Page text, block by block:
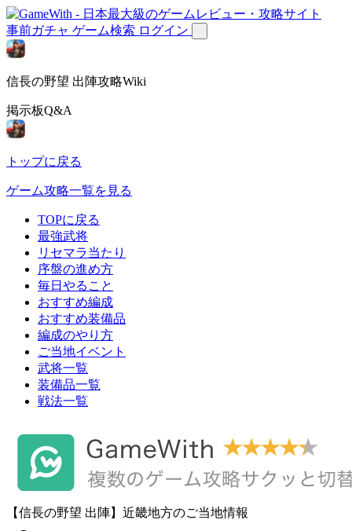
事前ガチャ ゲーム検索 ログイン
信長の野望 出陣攻略Wiki
掲示板Q&A
トップに戻る
ゲーム攻略一覧を見る
TOPに戻る
最強武将
リセマラ当たり
序盤の進め方
毎日やること
おすすめ編成
おすすめ装備品
編成のやり方
ご当地イベント
武将一覧
装備品一覧
戦法一覧
【信長の野望 出陣】近畿地方のご当地情報